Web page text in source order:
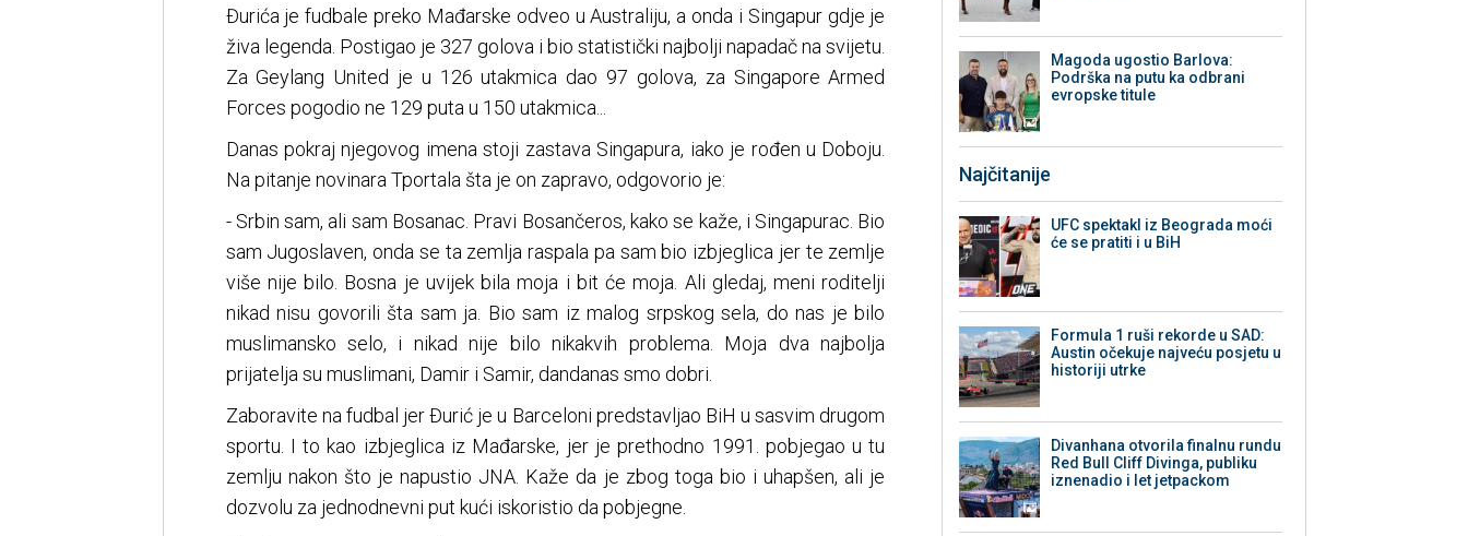
Đurića je fudbale preko Mađarske odveo u Australiju, a onda i Singapur gdje je
živa legenda. Postigao je 327 golova i bio statistički najbolji napadač na svijetu.
Za Geylang United je u 126 utakmica dao 97 golova, za Singapore Armed
Forces pogodio ne 129 puta u 150 utakmica...
Danas pokraj njegovog imena stoji zastava Singapura, iako je rođen u Doboju.
Na pitanje novinara Tportala šta je on zapravo, odgovorio je:
- Srbin sam, ali sam Bosanac. Pravi Bosančeros, kako se kaže, i Singapurac. Bio
sam Jugoslaven, onda se ta zemlja raspala pa sam bio izbjeglica jer te zemlje
više nije bilo. Bosna je uvijek bila moja i bit će moja. Ali gledaj, meni roditelji
nikad nisu govorili šta sam ja. Bio sam iz malog srpskog sela, do nas je bilo
muslimansko selo, i nikad nije bilo nikakvih problema. Moja dva najbolja
prijatelja su muslimani, Damir i Samir, dandanas smo dobri.
Zaboravite na fudbal jer Đurić je u Barceloni predstavljao BiH u sasvim drugom
sportu. I to kao izbjeglica iz Mađarske, jer je prethodno 1991. pobjegao u tu
zemlju nakon što je napustio JNA. Kaže da je zbog toga bio i uhapšen, ali je
dozvolu za jednodnevni put kući iskoristio da pobjegne.
Magoda ugostio Barlova:
Podrška na putu ka odbrani
evropske titule
Najčitanije
UFC spektakl iz Beograda moći
će se pratiti i u BiH
Formula 1 ruši rekorde u SAD:
Austin očekuje najveću posjetu u
historiji utrke
Divanhana otvorila finalnu rundu
Red Bull Cliff Divinga, publiku
iznenadio i let jetpackom